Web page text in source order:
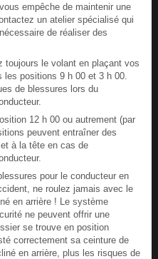
empêche de maintenir une
un atelier spécialisé qui
de réaliser des
toujours le volant en plaçant vos
les positions 9 h 00 et 3 h 00.
de blessures lors du
12 h 00 ou autrement (par
peuvent entraîner des
à la tête en cas de
pour le conducteur en
ne roulez jamais avec le
en arrière ! Le système
ne peuvent offrir une
se trouve en position
correctement sa ceinture de
en arrière, plus les risques de